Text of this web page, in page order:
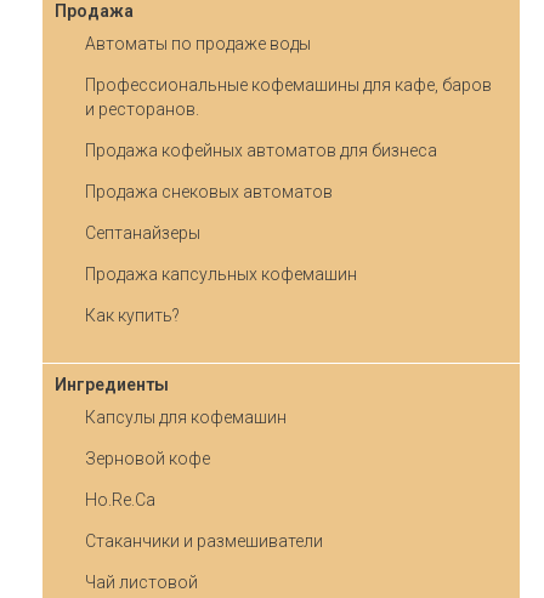
Продажа
Автоматы по продаже воды
Профессиональные кофемашины для кафе, баров
и ресторанов.
Продажа кофейных автоматов для бизнеса
Продажа снековых автоматов
Септанайзеры
Продажа капсульных кофемашин
Как купить?
Ингредиенты
Капсулы для кофемашин
Зерновой кофе
Ho.Re.Ca
Стаканчики и размешиватели
Чай листовой